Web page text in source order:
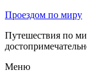
Проездом по миру
Путешествия по
Меню